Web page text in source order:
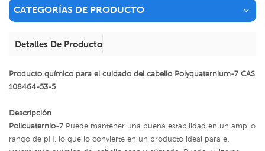
CATEGORÍAS DE PRODUCTO
Detalles De Producto
Producto químico para el cuidado del cabello Polyquaternium-7 CAS
108464-53-5
Descripción
Policuaternio-7 Puede mantener una buena estabilidad en un amplio
rango de pH, lo que lo convierte en un producto ideal para el